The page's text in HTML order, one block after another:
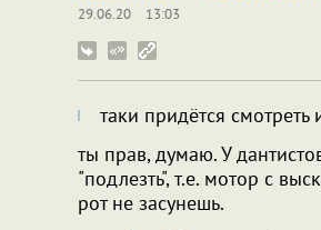
29.06.20
13:03
таки придётся смотреть
ты прав, думаю. У
"подлезть", т.е. мотор с
рот не засунешь.